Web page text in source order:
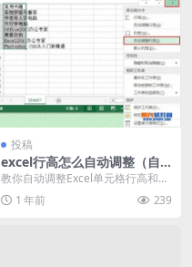
投稿
excel行高怎么自动调整（自
动调整Excel单元格行高和列
宽教程）
教你自动调整Excel单元格行高和列
宽 有没有觉得Excel单元格比较窄，
写的文...
1 年前 239